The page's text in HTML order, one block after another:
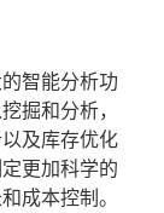
智能分析功
掘和分析，
及库存优化
更加科学的
成本控制。